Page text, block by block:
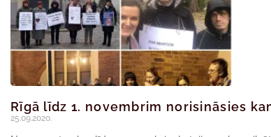
Rīgā līdz 1. novembrim norisināsies
25.09.2020.